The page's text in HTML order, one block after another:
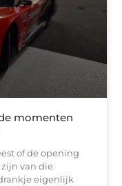
momenten
of de opening
van die
eigenlijk